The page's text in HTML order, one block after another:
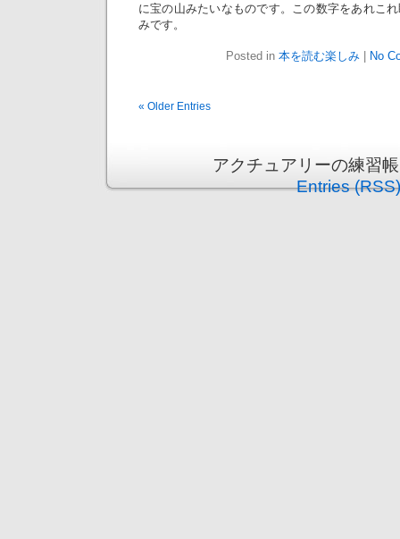
に宝の山みたいなものです。この数字をあれこ
みです。
Posted in 本を読む楽しみ| No
« Older Entries
アクチュアリーの練習
Entries (RSS)